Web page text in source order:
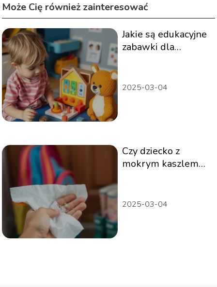
Może Cię również zainteresować
Jakie są edukacyjne
zabawki dla
2025-03-04
Czy dziecko z
mokrym kaszlem
2025-03-04